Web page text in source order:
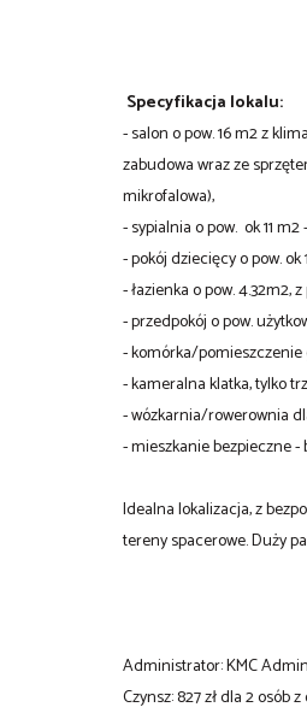
Specyfikacja lokalu:
- salon o pow. 16 m2 z
zabudowa wraz ze
mikrofalowa),
- sypialnia o pow. ok 11
- pokój dziecięcy o pow. ok
- łazienka o pow. 4.32m2,
- przedpokój o pow.
- komórka/pomieszczenie
- kameralna klatka, tylko
- wózkarnia/rowerownia
- mieszkanie bezpieczne -
Idealna lokalizacja, z
tereny spacerowe. Duży
Administrator: KMC
Czynsz: 827 zł dla 2